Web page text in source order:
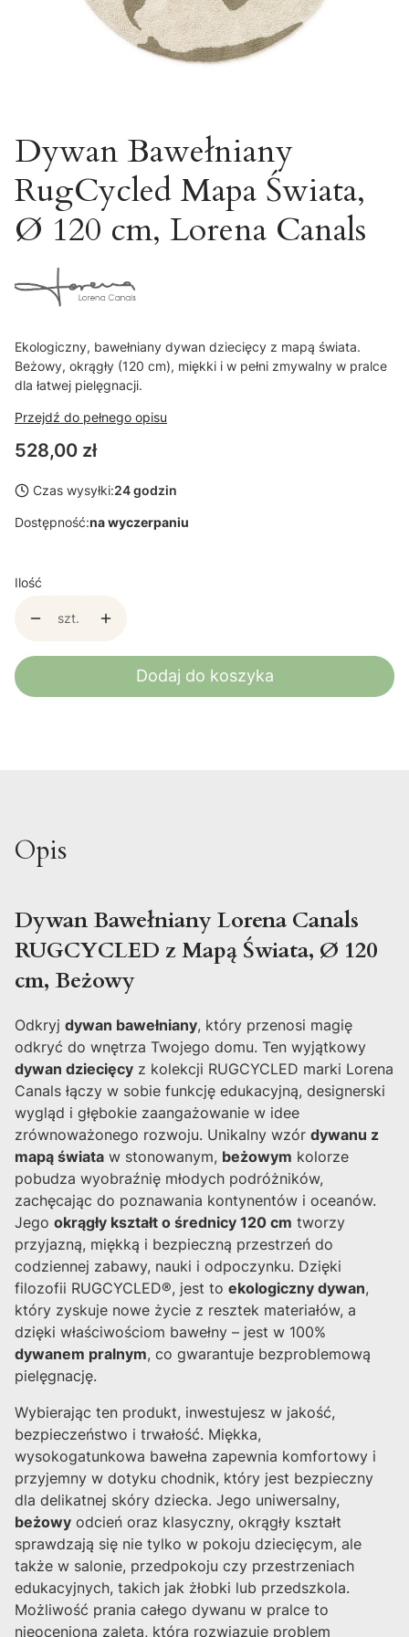
Dywan Bawełniany
RugCycled Mapa Świata,
Ø 120 cm, Lorena Canals
Ekologiczny, bawełniany dywan dziecięcy z mapą świata.
Beżowy, okrągły (120 cm), miękki i w pełni zmywalny w pralce
dla łatwej pielęgnacji.
Przejdź do pełnego opisu
Cena
528,00 zł
Czas wysyłki:24 godzin
Dostępność:na wyczerpaniu
Ilość
szt.
Dodaj do koszyka
Opis
Dywan Bawełniany Lorena Canals
RUGCYCLED z Mapą Świata, Ø 120
cm, Beżowy
Odkryj dywan bawełniany, który przenosi magię
odkryć do wnętrza Twojego domu. Ten wyjątkowy
dywan dziecięcy z kolekcji RUGCYCLED marki Lorena
Canals łączy w sobie funkcję edukacyjną, designerski
wygląd i głębokie zaangażowanie w idee
zrównoważonego rozwoju. Unikalny wzór dywanu z
mapą świata w stonowanym, beżowym kolorze
pobudza wyobraźnię młodych podróżników,
zachęcając do poznawania kontynentów i oceanów.
Jego okrągły kształt o średnicy 120 cm tworzy
przyjazną, miękką i bezpieczną przestrzeń do
codziennej zabawy, nauki i odpoczynku. Dzięki
filozofii RUGCYCLED®, jest to ekologiczny dywan,
który zyskuje nowe życie z resztek materiałów, a
dzięki właściwościom bawełny – jest w 100%
dywanem pralnym, co gwarantuje bezproblemową
pielęgnację.
Wybierając ten produkt, inwestujesz w jakość,
bezpieczeństwo i trwałość. Miękka,
wysokogatunkowa bawełna zapewnia komfortowy i
przyjemny w dotyku chodnik, który jest bezpieczny
dla delikatnej skóry dziecka. Jego uniwersalny,
beżowy odcień oraz klasyczny, okrągły kształt
sprawdzają się nie tylko w pokoju dziecięcym, ale
także w salonie, przedpokoju czy przestrzeniach
edukacyjnych, takich jak żłobki lub przedszkola.
Możliwość prania całego dywanu w pralce to
nieoceniona zaleta, która rozwiązuje problem